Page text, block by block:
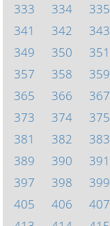
333
334 335
341
342 343
349
350 351
357
358 359
365
366 367
373
374 375
381
382 383
389
390 391
397
398 399
405
406 407